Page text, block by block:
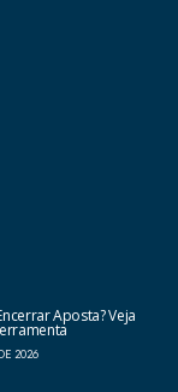
Aposta? Veja
2026